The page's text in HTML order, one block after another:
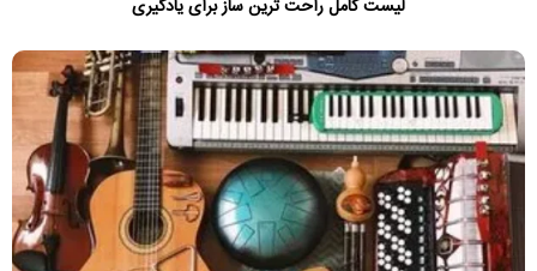
لیست کامل راحت ترین ساز برای یادگیری